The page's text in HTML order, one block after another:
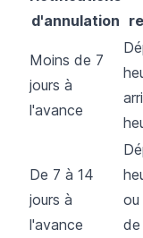
d'annulation
Moins de 7
jours à
l'avance
De 7 à 14
jours à
l'avance
ou
de